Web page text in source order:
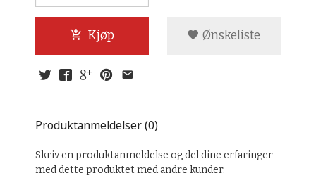
Kjøp Ønskeliste
Produktanmeldelser (0)
Skriv en produktanmeldelse og del dine erfaringer
med dette produktet med andre kunder.